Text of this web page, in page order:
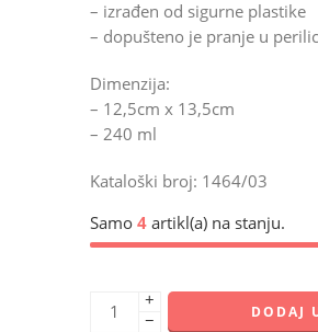
– izrađen od sigurne plastike
– dopušteno je pranje u
Dimenzija:
– 12,5cm x 13,5cm
– 240 ml
Kataloški broj: 1464/03
Samo 4 artikl(a) na stanju.
+
−
DODAJ